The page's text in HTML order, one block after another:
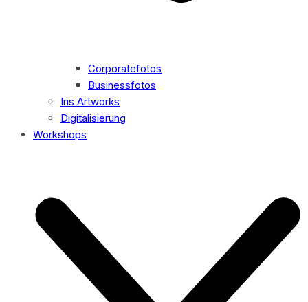
Corporatefotos
Businessfotos
Iris Artworks
Digitalisierung
Workshops